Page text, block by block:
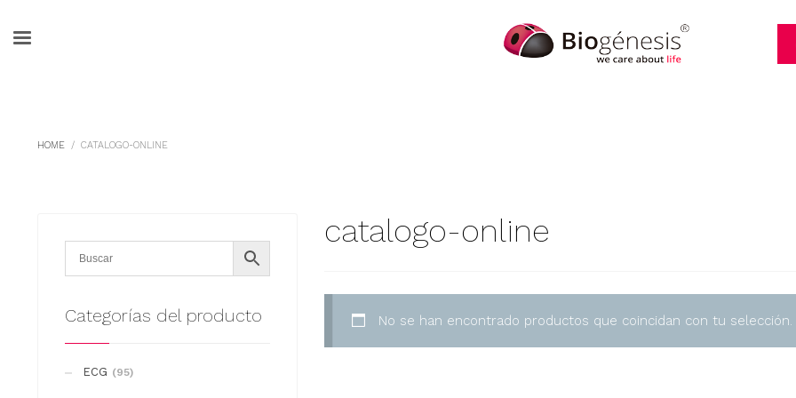
HOME CATALOGO-ONLINE
catalogo-online
No se han encontrado productos que coincidan con tu selección.
Categorías del producto
ECG (95)